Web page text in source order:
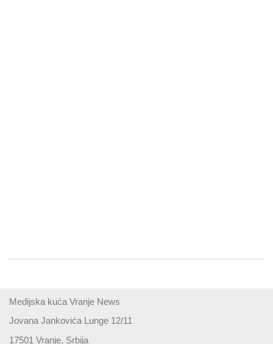
Medijska kuća Vranje News
Jovana Jankovića Lunge 12/11
17501 Vranje, Srbija